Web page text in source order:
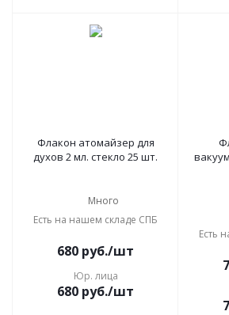
Флакон атомайзер для
духов 2 мл. стекло 25 шт.
Много
Есть на нашем складе СПБ
680 руб./шт
Юр. лица
680 руб./шт
Есть